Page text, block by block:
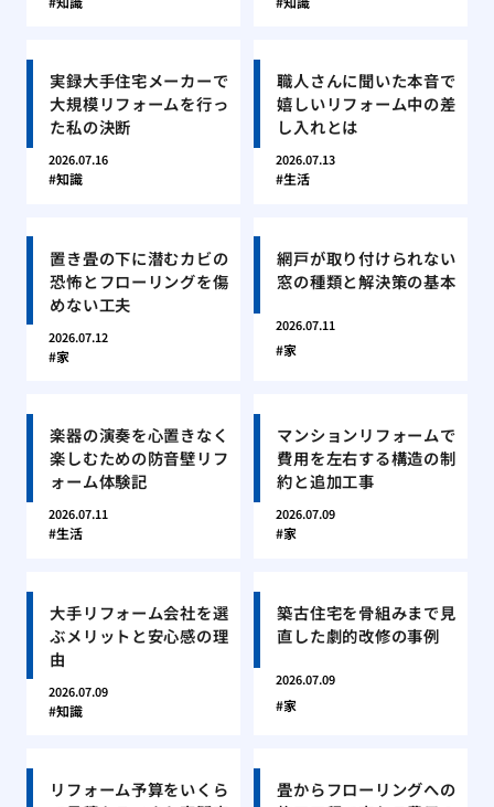
実録大手住宅メーカーで
大規模リフォームを行っ
た私の決断
2026.07.16
知識
職人さんに聞いた本音で
嬉しいリフォーム中の差
し入れとは
2026.07.13
生活
置き畳の下に潜むカビの
恐怖とフローリングを傷
めない工夫
2026.07.12
家
網戸が取り付けられない
窓の種類と解決策の基本
2026.07.11
家
楽器の演奏を心置きなく
楽しむための防音壁リフ
ォーム体験記
2026.07.11
生活
マンションリフォームで
費用を左右する構造の制
約と追加工事
2026.07.09
家
大手リフォーム会社を選
ぶメリットと安心感の理
由
2026.07.09
知識
築古住宅を骨組みまで見
直した劇的改修の事例
2026.07.09
家
リフォーム予算をいくら
畳からフローリングへの